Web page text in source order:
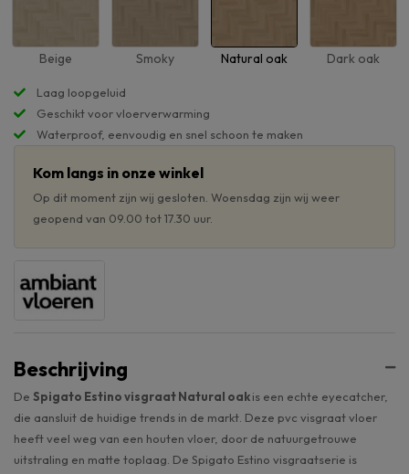
Laag loopgeluid
Geschikt voor vloerverwarming
Waterproof, eenvoudig en snel schoon te maken
Beige Smoky Natural oak Dark oak
Kom langs in onze winkel
Op dit moment zijn wij gesloten. Woensdag zijn wij weer
geopend van 09.00 tot 17.30 uur.
Beschrijving
De Spigato Estino visgraat Natural oakis een echte eyecatcher,
die aansluit de huidige trends in de markt. Deze pvc visgraat vloer
heeft veel weg van een houten vloer, door de natuurgetrouwe
uitstraling en matte toplaag. De Spigato Estino visgraatserie is